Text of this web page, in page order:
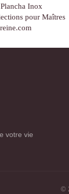
Inox
pour Maîtres
votre vie
©